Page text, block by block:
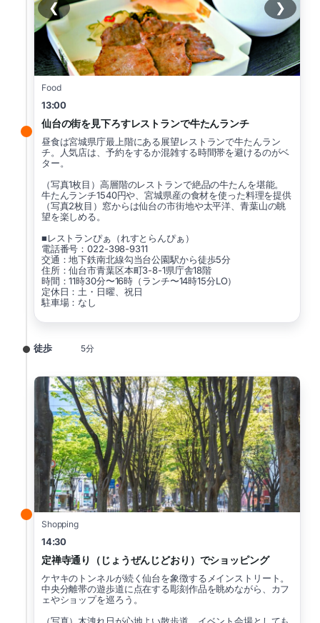
Food
13:00
仙台の街を見下ろすレストランで牛たんランチ
昼食は宮城県庁最上階にある展望レストランで牛たんラン
チ。人気店は、予約をするか混雑する時間帯を避けるのがベ
ター。
（写真1枚目）高層階のレストランで絶品の牛たんを堪能。
牛たんランチ1540円や、宮城県産の食材を使った料理を提供
（写真2枚目）窓からは仙台の市街地や太平洋、青葉山の眺
望を楽しめる。
■レストランぴぁ（れすとらんぴぁ）
電話番号：022-398-9311
交通：地下鉄南北線勾当台公園駅から徒歩5分
住所：仙台市青葉区本町3-8-1県庁舎18階
時間：11時30分〜16時（ランチ〜14時15分LO）
定休日：土・日曜、祝日
駐車場：なし
❮ ❯
徒歩 5分
Shopping
14:30
定禅寺通り（じょうぜんじどおり）でショッピング
ケヤキのトンネルが続く仙台を象徴するメインストリート。
中央分離帯の遊歩道に点在する彫刻作品を眺めながら、カフ
ェやショップを巡ろう。